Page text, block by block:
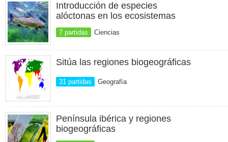
Introducción de especies
alóctonas en los ecosistemas
7 partidas Ciencias
Sitúa las regiones biogeográficas
31 partidas Geografía
Península ibérica y regiones
biogeográficas